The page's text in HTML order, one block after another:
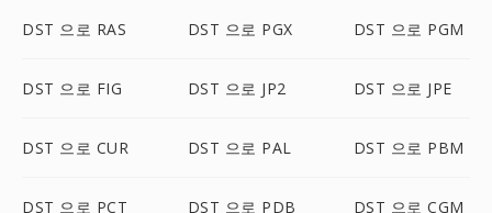
DST 으로 RAS DST 으로 PGX DST 으로 PGM
DST 으로 FIG DST 으로 JP2 DST 으로 JPE
DST 으로 CUR DST 으로 PAL DST 으로 PBM
DST 으로 PCT DST 으로 PDB DST 으로 CGM